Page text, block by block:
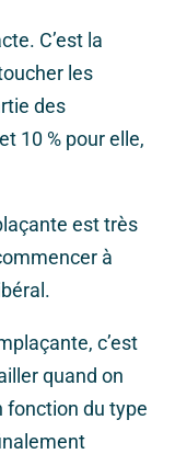
C’est la
les
des
10 % pour elle,
est très
à
c’est
quand on
fonction du type